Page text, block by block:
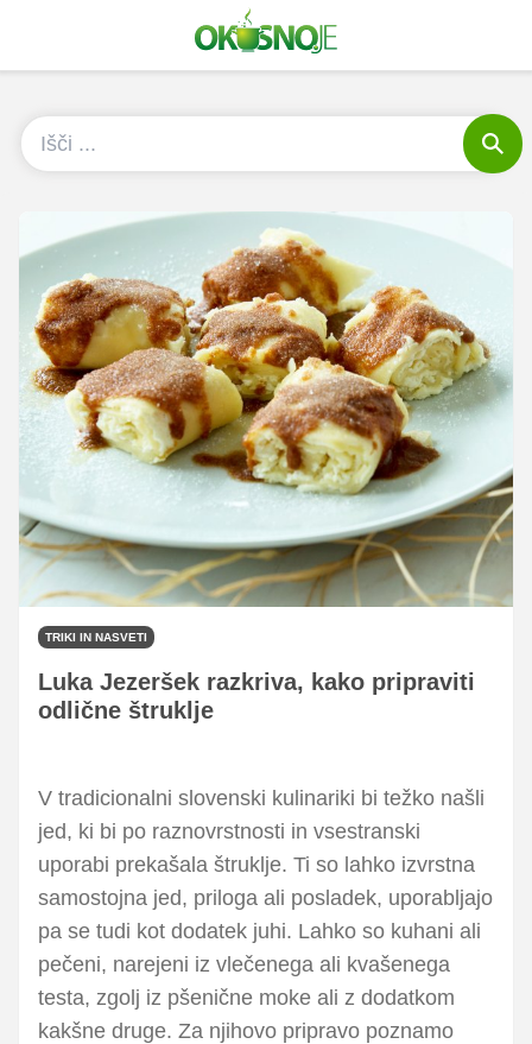
TRIKI IN NASVETI
Luka Jezeršek razkriva, kako pripraviti
odlične štruklje
V tradicionalni slovenski kulinariki bi težko našli
jed, ki bi po raznovrstnosti in vsestranski
uporabi prekašala štruklje. Ti so lahko izvrstna
samostojna jed, priloga ali posladek, uporabljajo
pa se tudi kot dodatek juhi. Lahko so kuhani ali
pečeni, narejeni iz vlečenega ali kvašenega
testa, zgolj iz pšenične moke ali z dodatkom
kakšne druge. Za njihovo pripravo poznamo